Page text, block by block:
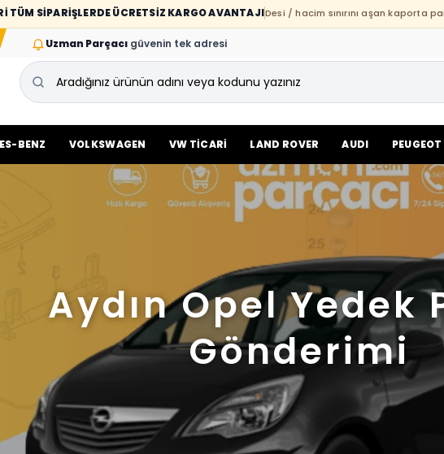
TÜM SİPARİŞLERDE ÜCRETSİZ KARGO AVANTAJIDesi / hacim sınırını aşan kaporta
Uzman Parçacı güvenin tek adresi
BENZ VOLKSWAGEN VW TİCARİ LAND ROVER AUDI PEUGEOT
Aydın Opel Yedek
Gönderimi